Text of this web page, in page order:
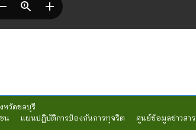
หวัดชลบุรี
น แผนปฏิบัติการป้องกันการทุจริต ศูนย์ข้อมูลข่าวสาร